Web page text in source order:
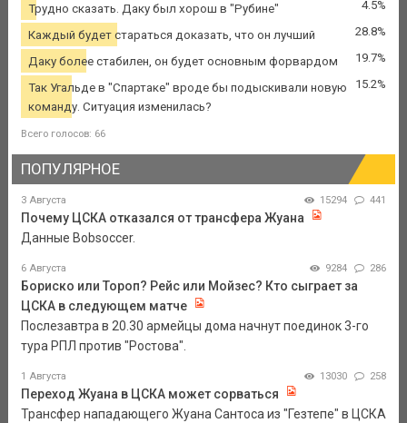
Трудно сказать. Даку был хорош в "Рубине" 4.5%
Каждый будет стараться доказать, что он лучший 28.8%
Даку более стабилен, он будет основным форвардом 19.7%
Так Угальде в "Спартаке" вроде бы подыскивали новую
команду. Ситуация изменилась?
15.2%
Всего голосов: 66
ПОПУЛЯРНОЕ
3 Августа 15294 441
Почему ЦСКА отказался от трансфера Жуана
Данные Bobsoccer.
6 Августа 9284 286
Бориско или Тороп? Рейс или Мойзес? Кто сыграет за
ЦСКА в следующем матче
Послезавтра в 20.30 армейцы дома начнут поединок 3-го
тура РПЛ против "Ростова".
1 Августа 13030 258
Переход Жуана в ЦСКА может сорваться
Трансфер нападающего Жуана Сантоса из "Гезтепе" в ЦСКА